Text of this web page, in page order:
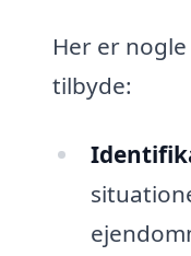
Her er
tilbyde: